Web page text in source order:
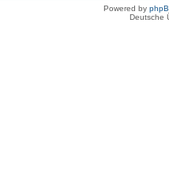
Powered by
Deutsche